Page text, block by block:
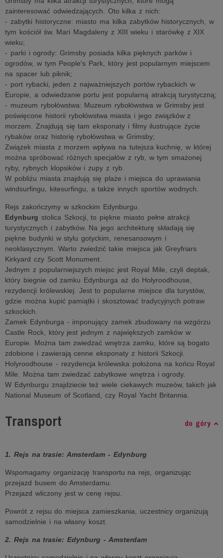
zainteresować odwiedzających. Oto kilka z nich:
- zabytki historyczne: miasto ma kilka zabytków historycznych, w
tym kościół św. Mari Magdaleny z XIII wieku i starówkę z XIX
wieku;
- parki i ogrody: Grimsby posiada kilka pięknych parków i
ogrodów, w tym People's Park, który jest popularnym miejscem
na spacer lub piknik;
- port rybacki, jeden z najważniejszych portów rybackich w
Europie, a odwiedzanie portu jest popularną atrakcją turystyczną;
- muzeum rybołówstwa: Muzeum rybołówstwa w Grimsby jest
poświęcone historii rybołówstwa miasta i jego związków z
morzem. Znajdują się tam eksponaty i filmy ilustrujące życie
rybaków oraz historię rybołówstwa w Grimsby;
Związek miasta z morzem wpływa na tutejsza kuchnię, w której
można spróbować różnych specjałów z ryb, w tym smażonej
ryby, rybnych klopsików i zupy z ryb.
W pobliżu miasta znajdują się plaże i miejsca do uprawiania
windsurfingu, kitesurfingu, a także innych sportów wodnych.
Rejs zakończymy w szkockim Edynburgu.
Edynburg stolica Szkocji, to piękne miasto pełne atrakcji
turystycznych i zabytków. Na jego architekturę składają się
piękne budynki w stylu gotyckim, renesansowym i
neoklasycznym. Warto zwiedzić takie miejsca jak Greyfriars
Kirkyard czy Scott Monument.
Jednym z popularniejszych miejsc jest Royal Mile, czyli deptak,
który biegnie od zamku Edynburga aż do Holyroodhouse,
rezydencji królewskiej. Jest to popularne miejsce dla turystów,
gdzie można kupić pamiątki i skosztować tradycyjnych potraw
szkockich.
Zamek Edynburga - imponujący zamek zbudowany na wzgórzu
Castle Rock, który jest jednym z największych zamków w
Europie. Można tam zwiedzać wnętrza zamku, które są bogato
zdobione i zawierają cenne eksponaty z historii Szkocji.
Holyroodhouse - rezydencja królewska położona na końcu Royal
Mile. Można tam zwiedzać zabytkowe wnętrza i ogrody.
W Edynburgu znajdziecie też wiele ciekawych muzeów, takich jak
National Museum of Scotland, czy Royal Yacht Britannia.
Transport do góry
1. Rejs na trasie: Amsterdam - Edynburg
Wspomagamy organizację transportu na rejs, organizując
przejazd busem do Amsterdamu.
Przejazd wliczony jest w cenę rejsu.
Powrót z rejsu do miejsca zamieszkania, uczestnicy organizują
samodzielnie i na własny koszt.
2. Rejs na trasie: Edynburg - Amsterdam